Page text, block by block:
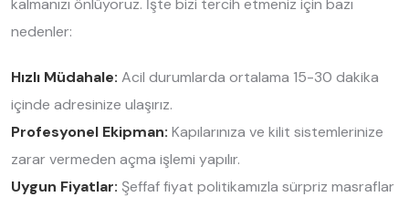
kalmanızı önlüyoruz. İşte bizi tercih etmeniz için bazı
nedenler:
Hızlı Müdahale: Acil durumlarda ortalama 15-30 dakika
içinde adresinize ulaşırız.
Profesyonel Ekipman: Kapılarınıza ve kilit sistemlerinize
zarar vermeden açma işlemi yapılır.
Uygun Fiyatlar: Şeffaf fiyat politikamızla sürpriz masraflar